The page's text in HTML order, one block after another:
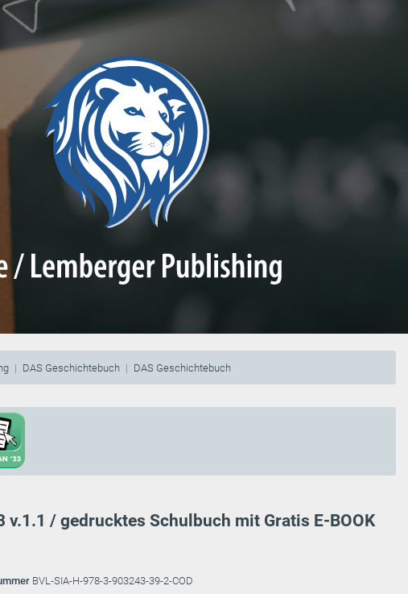
DAS Geschichtebuch DAS Geschichtebuch
v.1.1 / gedrucktes Schulbuch mit Gratis E-BOOK
BVL-SIA-H-978-3-903243-39-2-COD